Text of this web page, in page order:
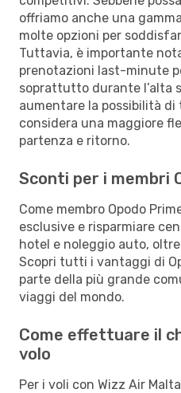
offriamo anche una
molte opzioni per
Tuttavia, è importante
prenotazioni last-minute
soprattutto durante l’alta
aumentare la possibilità
considera una maggiore
partenza e ritorno.
Sconti per i membri
Come membro Opodo
esclusive e risparmiare
hotel e noleggio auto,
Scopri tutti i vantaggi di
parte della più grande
viaggi del mondo.
Come effettuare il
volo
Per i voli con Wizz Air